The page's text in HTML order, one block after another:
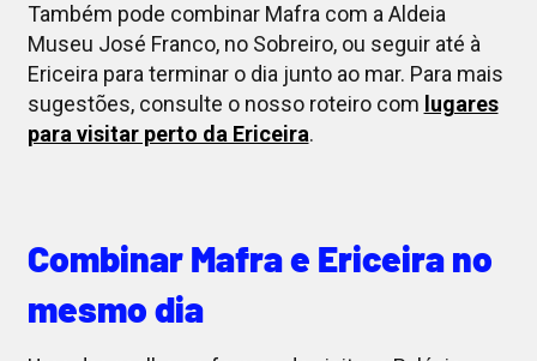
Também pode combinar Mafra com a Aldeia
Museu José Franco, no Sobreiro, ou seguir até à
Ericeira para terminar o dia junto ao mar. Para mais
sugestões, consulte o nosso roteiro com lugares
para visitar perto da Ericeira.
Combinar Mafra e Ericeira no
mesmo dia